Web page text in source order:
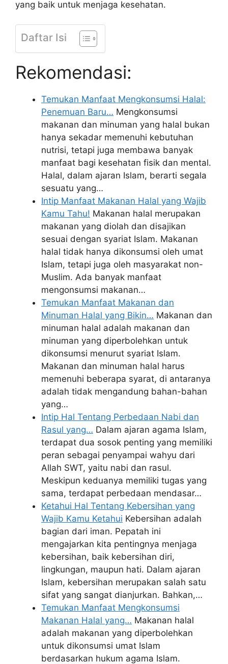
yang baik untuk menjaga kesehatan.
Daftar Isi
Rekomendasi:
Temukan Manfaat Mengkonsumsi Halal:
Penemuan Baru… Mengkonsumsi
makanan dan minuman yang halal bukan
hanya sekadar memenuhi kebutuhan
nutrisi, tetapi juga membawa banyak
manfaat bagi kesehatan fisik dan mental.
Halal, dalam ajaran Islam, berarti segala
sesuatu yang…
Intip Manfaat Makanan Halal yang Wajib
Kamu Tahu! Makanan halal merupakan
makanan yang diolah dan disajikan
sesuai dengan syariat Islam. Makanan
halal tidak hanya dikonsumsi oleh umat
Islam, tetapi juga oleh masyarakat non-
Muslim. Ada banyak manfaat
mengonsumsi makanan…
Temukan Manfaat Makanan dan
Minuman Halal yang Bikin… Makanan dan
minuman halal adalah makanan dan
minuman yang diperbolehkan untuk
dikonsumsi menurut syariat Islam.
Makanan dan minuman halal harus
memenuhi beberapa syarat, di antaranya
adalah tidak mengandung bahan-bahan
yang…
Intip Hal Tentang Perbedaan Nabi dan
Rasul yang… Dalam ajaran agama Islam,
terdapat dua sosok penting yang memiliki
peran sebagai penyampai wahyu dari
Allah SWT, yaitu nabi dan rasul.
Meskipun keduanya memiliki tugas yang
sama, terdapat perbedaan mendasar…
Ketahui Hal Tentang Kebersihan yang
Wajib Kamu Ketahui Kebersihan adalah
bagian dari iman. Pepatah ini
mengajarkan kita pentingnya menjaga
kebersihan, baik kebersihan diri,
lingkungan, maupun hati. Dalam ajaran
Islam, kebersihan merupakan salah satu
sifat yang sangat dianjurkan. Bahkan,…
Temukan Manfaat Mengkonsumsi
Makanan Halal yang… Makanan halal
adalah makanan yang diperbolehkan
untuk dikonsumsi umat Islam
berdasarkan hukum agama Islam.